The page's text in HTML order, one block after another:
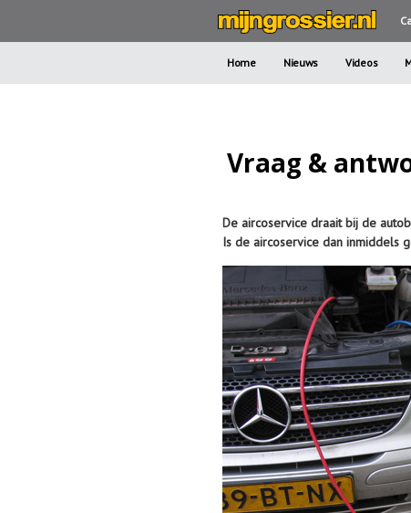
Home Nieuws Videos
Vraag &
De aircoservice draait bij de
Is de aircoservice dan inmiddels